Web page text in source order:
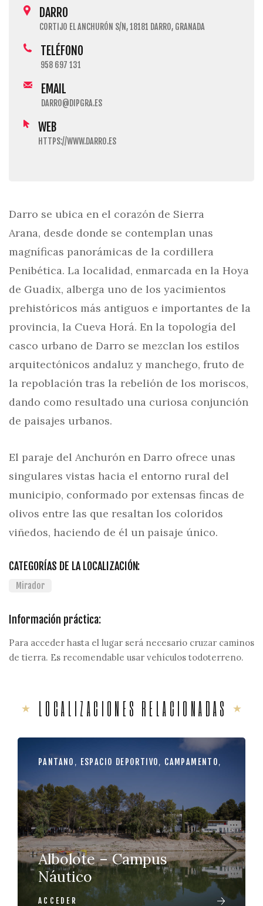
DARRO
CORTIJO EL ANCHURÓN S/N, 18181 DARRO, GRANADA
TELÉFONO
958 697 131
EMAIL
DARRO@DIPGRA.ES
WEB
HTTPS://WWW.DARRO.ES
Darro se ubica en el corazón de Sierra
Arana, desde donde se contemplan unas
magníficas panorámicas de la cordillera
Penibética. La localidad, enmarcada en la Hoya
de Guadix, alberga uno de los yacimientos
prehistóricos más antiguos e importantes de la
provincia, la Cueva Horá. En la topología del
casco urbano de Darro se mezclan los estilos
arquitectónicos andaluz y manchego, fruto de
la repoblación tras la rebelión de los moriscos,
dando como resultado una curiosa conjunción
de paisajes urbanos.
El paraje del Anchurón en Darro ofrece unas
singulares vistas hacia el entorno rural del
municipio, conformado por extensas fincas de
olivos entre las que resaltan los coloridos
viñedos, haciendo de él un paisaje único.
CATEGORÍAS DE LA LOCALIZACIÓN:
Mirador
Información práctica:
Para acceder hasta el lugar será necesario cruzar caminos
de tierra. Es recomendable usar vehículos todoterreno.
LOCALIZACIONES RELACIONADAS
PANTANO , ESPACIO DEPORTIVO, CAMPAMENTO,
Albolote – Campus
Náutico
ACCEDER